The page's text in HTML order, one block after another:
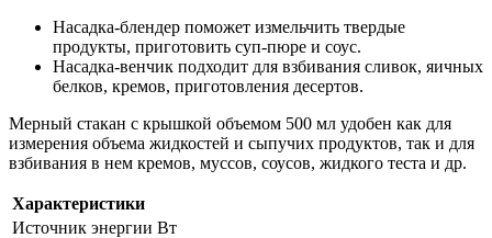
Насадка-блендер поможет измельчить твердые
продукты, приготовить суп-пюре и соус.
Насадка-венчик подходит для взбивания сливок, яичных
белков, кремов, приготовления десертов.
Мерный стакан с крышкой объемом 500 мл удобен как для
измерения объема жидкостей и сыпучих продуктов, так и для
взбивания в нем кремов, муссов, соусов, жидкого теста и др.
Характеристики
Источник энергии Вт